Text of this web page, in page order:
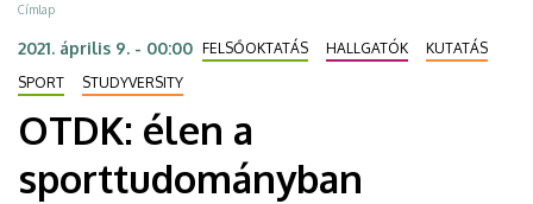
DEBRECENI
EGYETEM
Morzsa
Címlap
2021. április 9. - 00:00 FELSŐOKTATÁS HALLGATÓK
KUTATÁS
SPORT
STUDYVERSITY
OTDK: élen a
sporttudományban